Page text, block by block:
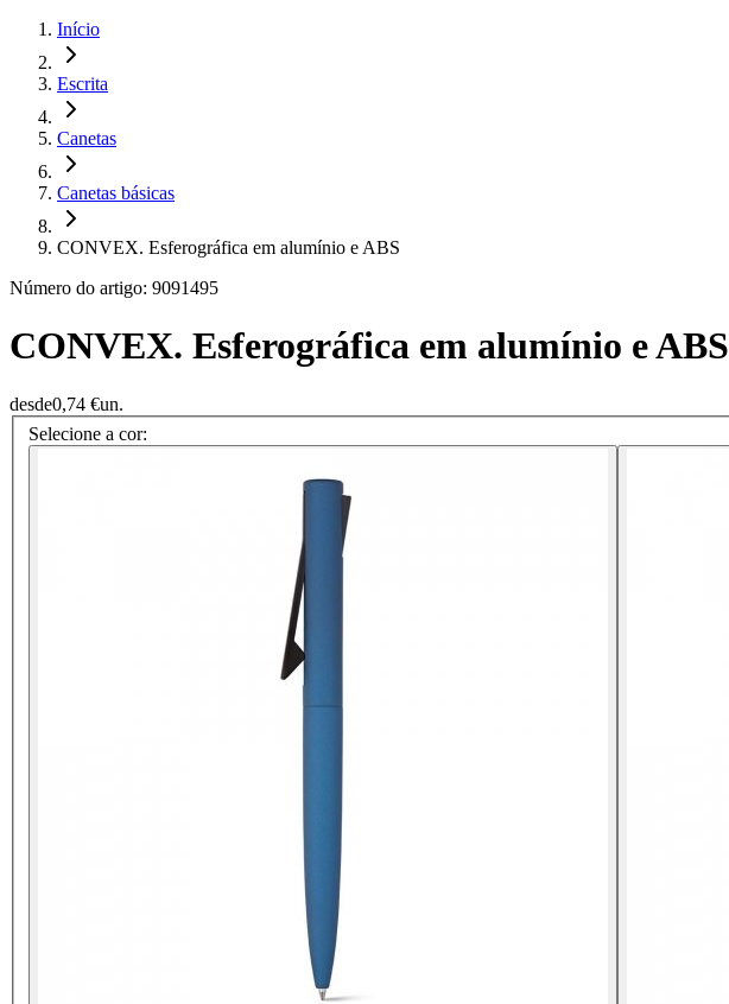
Início
Escrita
Canetas
Canetas básicas
CONVEX. Esferográfica em alumínio e ABS
Número do artigo: 9091495
CONVEX. Esferográfica em alumínio e ABS
desde0,74 €un.
Selecione a cor: